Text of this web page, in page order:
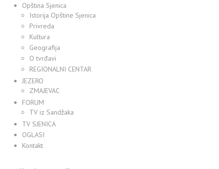
Opština Sjenica
Istorija Opštine Sjenica
Privreda
Kultura
Geografija
O tvrđavi
REGIONALNI CENTAR
JEZERO
ZMAJEVAC
FORUM
TV iz Sandžaka
TV SJENICA
OGLASI
Kontakt